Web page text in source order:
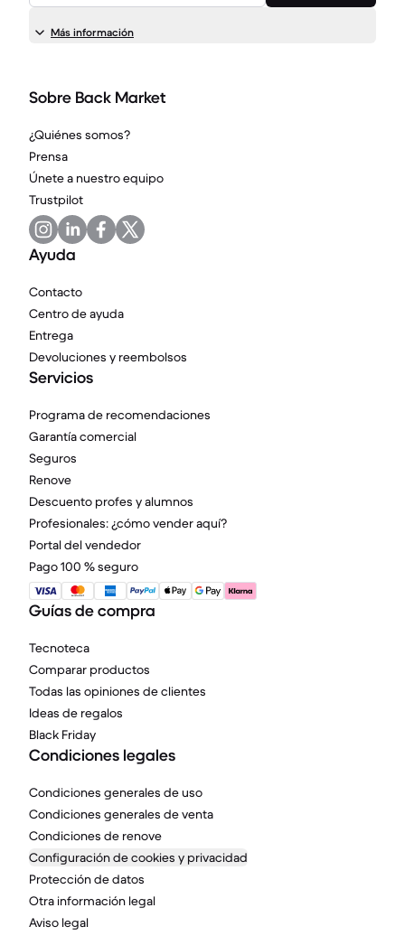
Más información
Sobre Back Market
¿Quiénes somos?
Prensa
Únete a nuestro equipo
Trustpilot
Ayuda
Contacto
Centro de ayuda
Entrega
Devoluciones y reembolsos
Servicios
Programa de recomendaciones
Garantía comercial
Seguros
Renove
Descuento profes y alumnos
Profesionales: ¿cómo vender aquí?
Portal del vendedor
Pago 100 % seguro
Guías de compra
Tecnoteca
Comparar productos
Todas las opiniones de clientes
Ideas de regalos
Black Friday
Condiciones legales
Condiciones generales de uso
Condiciones generales de venta
Condiciones de renove
Configuración de cookies y privacidad
Protección de datos
Otra información legal
Aviso legal